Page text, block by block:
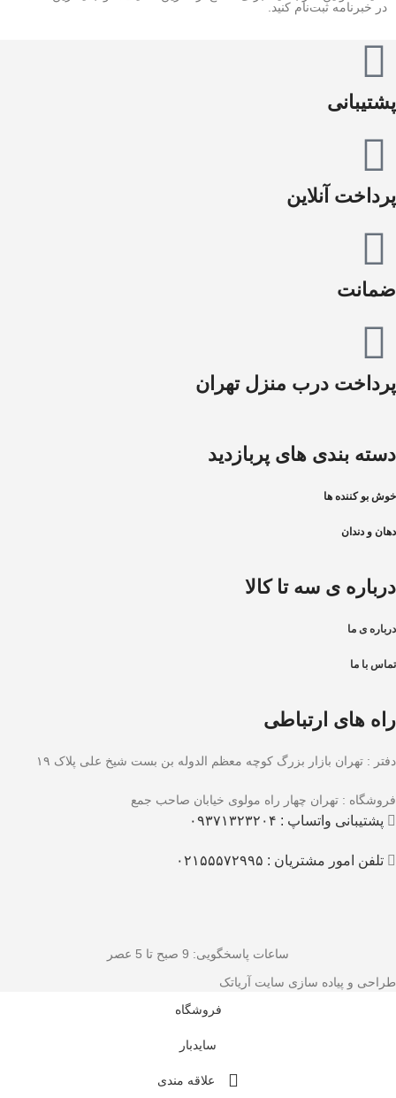
در خبرنامه ثبت‌نام کنید.
پشتیبانی
پرداخت آنلاین
ضمانت
پرداخت درب منزل تهران
دسته بندی های پربازدید
خوش بو کننده ها
دهان و دندان
درباره ی سه تا کالا
درباره ی ما
تماس با ما
راه های ارتباطی
دفتر : تهران بازار بزرگ کوچه معظم الدوله بن بست شیخ علی پلاک ۱۹
فروشگاه : تهران چهار راه مولوی خیابان صاحب جمع
پشتیبانی واتساپ : ۰۹۳۷۱۳۲۳۲۰۴
تلفن امور مشتریان : ۰۲۱۵۵۵۷۲۹۹۵
ساعات پاسخگویی: 9 صبح تا 5 عصر
طراحی و پیاده سازی سایت آریاتک
فروشگاه
سایدبار
علاقه مندی